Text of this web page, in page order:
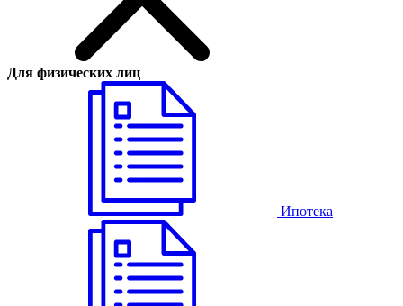
Для физических лиц
Ипотека